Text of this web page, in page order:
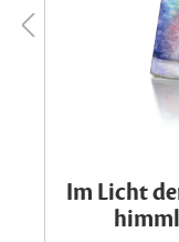
Im Licht